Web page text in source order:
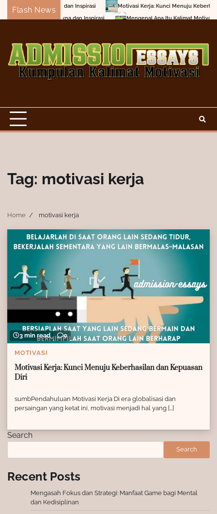
SkipFlash News
Tantangan dan Inspirasi
Motivasi Kerja: Kunci Menuju
Anda: Mencari Makna dan Inspirasi
Mengenal Apa Itu Kalimat Motivasi?
Tag: motivasi kerja
Home motivasi kerja
3 min read 0
MOTIVASI
Motivasi Kerja: Kunci Menuju Keberhasilan dan Kepuasan
Diri
sumbPendahuluan Motivasi Kerja Di era globalisasi dan
persaingan yang ketat ini, motivasi menjadi hal yang […]
Search
Search
Recent Posts
Mengasah Fokus dan Strategi: Manfaat Game bagi Mental
dan Kedisiplinan